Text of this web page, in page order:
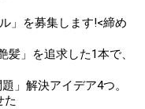
」を募集します!<締め
」を追求した1本で、
」解決アイデア4つ。
た